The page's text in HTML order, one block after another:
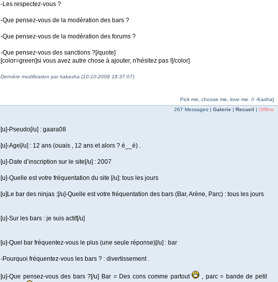
-Les respectez-vous ?
-Que pensez-vous de la modération des bars ?
-Que pensez-vous de la modération des forums ?
-Que pensez-vous des sanctions ?[/quote]
[color=green]si vous avez autre chose à ajouter, n'hésitez pas ![/color]
Dernière modification par kakasha (10-10-2008 18:37:07)
Pick me, choose me, love me. // -Kasha]
267 Messages | Galerie | Recueil | Offline
[u]-Pseudo[/u] : gaara08
[u]-Age[/u] : 12 ans (ouais , 12 ans et alors ? é__é) .
[u]-Date d’inscription sur le site[/u] : 2007
[u]-Quelle est votre fréquentation du site [/u]: tous les jours
[u]Le bar des ninjas :[/u]-Quelle est votre fréquentation des bars (Bar, Arène, Parc) : tous les jours
[u]-Sur les bars : je suis actif[/u]
[u]-Quel bar fréquentez-vous le plus (une seule réponse)[/u] : bar
-Pourquoi fréquentez-vous les bars ? : divertissement .
[u]-Que pensez-vous des bars ?[/u] Bar = Des cons comme partout
, parc = bande de petit